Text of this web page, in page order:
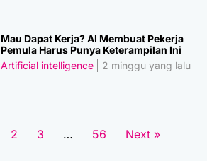
Mau Dapat Kerja? AI Membuat Pekerja
Pemula Harus Punya Keterampilan Ini
Artificial intelligence
2 minggu yang lalu
2 3 … 56 Next »